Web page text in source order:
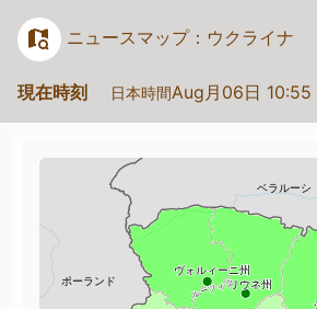
ニュースマップ：ウクライナ
現在時刻 日本時間Aug月06日 10:55